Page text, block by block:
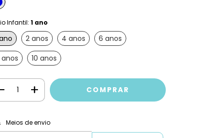
Infantil: 1 ano
2 anos 4 anos
6 anos
10 anos
para o CEP:
Meios de envio